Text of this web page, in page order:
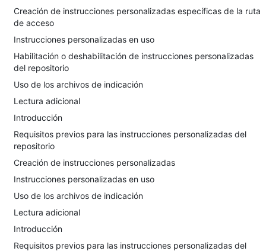
Creación de instrucciones personalizadas específicas de la ruta
de acceso
Instrucciones personalizadas en uso
Habilitación o deshabilitación de instrucciones personalizadas
del repositorio
Uso de los archivos de indicación
Lectura adicional
Introducción
Requisitos previos para las instrucciones personalizadas del
repositorio
Creación de instrucciones personalizadas
Instrucciones personalizadas en uso
Uso de los archivos de indicación
Lectura adicional
Introducción
Requisitos previos para las instrucciones personalizadas del